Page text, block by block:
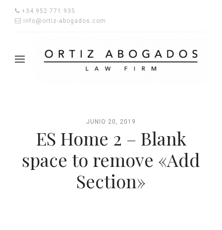
+34 952 771 935
info@ortiz-abogados.com
JUNIO 20, 2019
ES Home 2 – Blank
space to remove «Add
Section»